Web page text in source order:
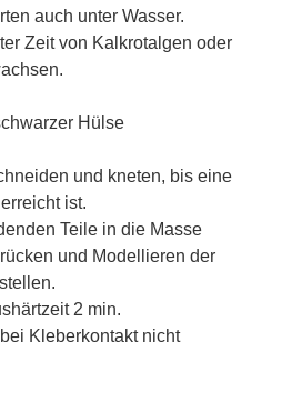
auch unter Wasser.
Zeit von Kalkrotalgen oder
Hülse
und kneten, bis eine
ist.
Teile in die Masse
und Modellieren der
2 min.
Kleberkontakt nicht